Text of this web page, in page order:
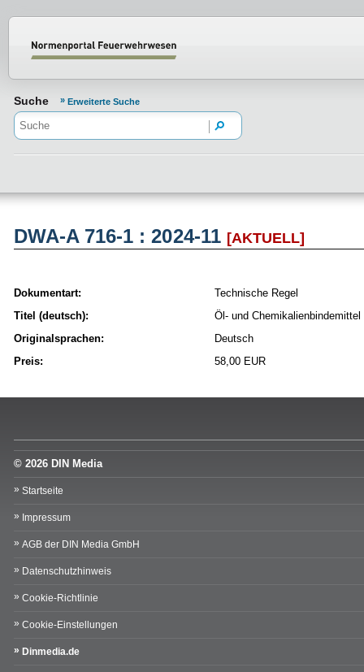
Suche Erweiterte Suche
DWA-A 716-1 : 2024-11 [AKTUELL]
Dokumentart:
Technische Regel
Titel (deutsch):
Öl- und
Originalsprachen:
Deutsch
Preis:
58,00 EUR
© 2026 DIN Media
Startseite
Impressum
AGB der DIN Media GmbH
Datenschutzhinweis
Cookie-Richtlinie
Cookie-Einstellungen
Dinmedia.de